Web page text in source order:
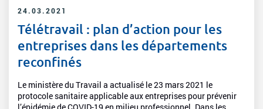
24.03.2021
Télétravail : plan d’action pour les
entreprises dans les départements
reconfinés
Le ministère du Travail a actualisé le 23 mars 2021 le
protocole sanitaire applicable aux entreprises pour prévenir